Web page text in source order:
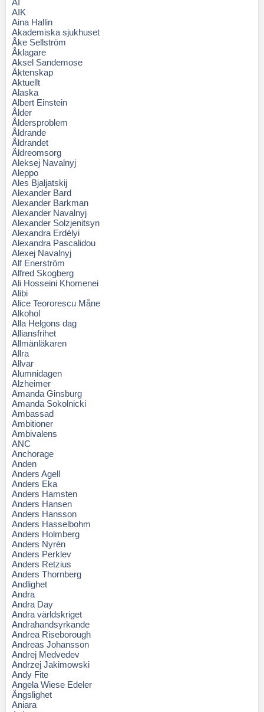
AI
AIK
Aina Hallin
Akademiska sjukhuset
Åke Sellström
Åklagare
Aksel Sandemose
Äktenskap
Aktuellt
Alaska
Albert Einstein
Ålder
Åldersproblem
Åldrande
Åldrandet
Äldreomsorg
Aleksej Navalnyj
Aleppo
Ales Bjaljatskij
Alexander Bard
Alexander Barkman
Alexander Navalnyj
Alexander Solzjenitsyn
Alexandra Erdélyi
Alexandra Pascalidou
Alexej Navalnyj
Alf Enerström
Alfred Skogberg
Ali Hosseini Khomenei
Alibi
Alice Teororescu Måne
Alkohol
Alla Helgons dag
Alliansfrihet
Allmänläkaren
Allra
Allvar
Alumnidagen
Alzheimer
Amanda Ginsburg
Amanda Sokolnicki
Ambassad
Ambitioner
Ambivalens
ANC
Anchorage
Anden
Anders Agell
Anders Eka
Anders Hamsten
Anders Hansen
Anders Hansson
Anders Hasselbohm
Anders Holmberg
Anders Nyrén
Anders Perklev
Anders Retzius
Anders Thornberg
Andlighet
Andra
Andra Day
Andra världskriget
Andrahandsyrkande
Andrea Riseborough
Andreas Johansson
Andrej Medvedev
Andrzej Jakimowski
Andy Fite
Angela Wiese Edeler
Ängslighet
Aniara